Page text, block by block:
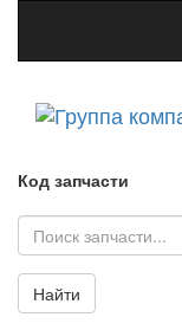
Код запчасти
Найти